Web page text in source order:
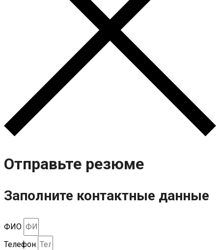
Отправьте резюме
Заполните контактные данные
ФИО
Телефон